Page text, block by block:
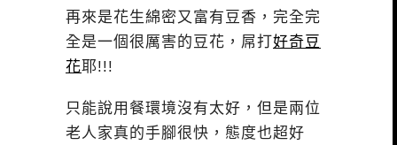
再來是花生綿密又富有豆香，完全完
全是一個很厲害的豆花，屌打 好奇豆
花耶!!!
只能說用餐環境沒有太好，但是兩位
老人家真的手腳很快，態度也超好